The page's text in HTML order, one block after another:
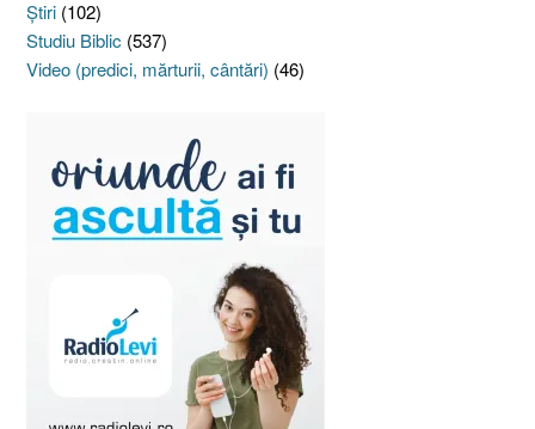
Ştiri (102)
Studiu Biblic (537)
Video (predici, mărturii, cântări) (46)